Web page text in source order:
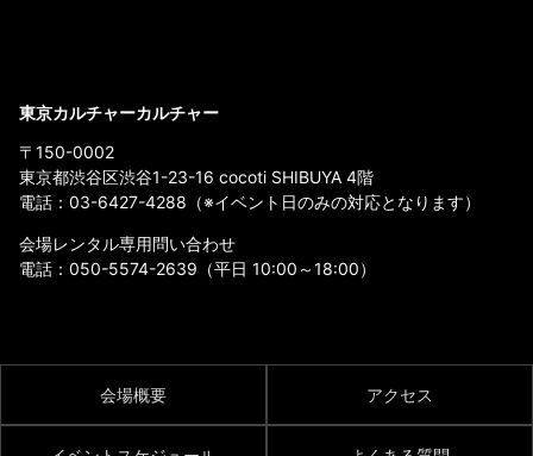
東京カルチャーカルチャー
〒150-0002
東京都渋谷区渋谷1-23-16 cocoti SHIBUYA 4階
電話： 03-6427-4288 （※イベント日のみの対応となります）
会場レンタル専用問い合わせ
電話： 050-5574-2639 （平日 10:00～18:00）
会場概要 アクセス